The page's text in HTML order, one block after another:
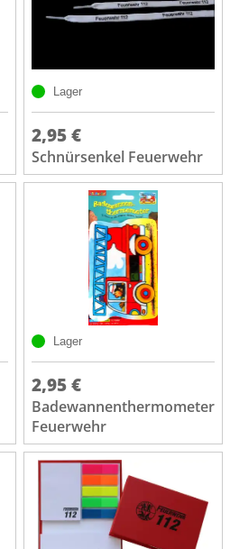
Lager
2,95 €
Schnürsenkel Feuerwehr
Lager
2,95 €
Badewannenthermometer
Feuerwehr